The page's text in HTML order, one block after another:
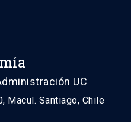
UC
Macul. Santiago, Chile